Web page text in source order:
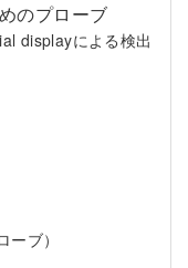
のプローブ
displayによる検出
ブ）